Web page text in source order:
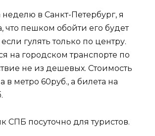
в Санкт-Петербург, я
что пешком обойти его будет
гулять только по центру.
на городском транспорте по
не из дешевых. Стоимость
в метро 60руб., а билета на